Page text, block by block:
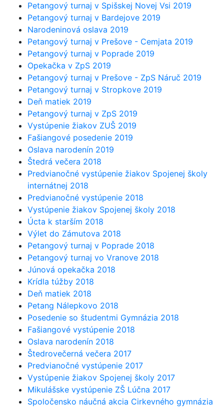
Petangový turnaj v Spišskej Novej Vsi 2019
Petangový turnaj v Bardejove 2019
Narodeninová oslava 2019
Petangový turnaj v Prešove - Cemjata 2019
Petangový turnaj v Poprade 2019
Opekačka v ZpS 2019
Petangový turnaj v Prešove - ZpS Náruč 2019
Petangový turnaj v Stropkove 2019
Deň matiek 2019
Petangový turnaj v ZpS 2019
Vystúpenie žiakov ZUŠ 2019
Fašiangové posedenie 2019
Oslava narodenín 2019
Štedrá večera 2018
Predvianočné vystúpenie žiakov Spojenej školy
internátnej 2018
Predvianočné vystúpenie 2018
Vystúpenie žiakov Spojenej školy 2018
Úcta k starším 2018
Výlet do Zámutova 2018
Petangový turnaj v Poprade 2018
Petangový turnaj vo Vranove 2018
Júnová opekačka 2018
Krídla túžby 2018
Deň matiek 2018
Petang Nálepkovo 2018
Posedenie so študentmi Gymnázia 2018
Fašiangové vystúpenie 2018
Oslava narodenín 2018
Štedrovečerná večera 2017
Predvianočné vystúpenie 2017
Vystúpenie žiakov Spojenej školy 2017
Mikulášske vystúpenie ZŠ Lúčna 2017
Spoločensko náučná akcia Cirkevného gymnázia